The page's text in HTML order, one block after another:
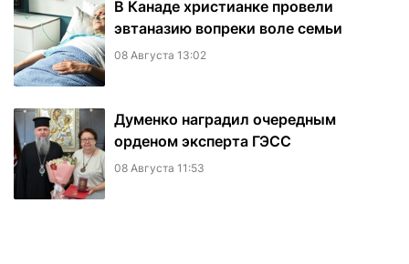
В Канаде христианке провели
эвтаназию вопреки воле семьи
08 Августа 13:02
Думенко наградил очередным
орденом эксперта ГЭСС
08 Августа 11:53